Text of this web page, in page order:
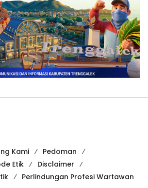
Kami
Pedoman
Etik
Disclaimer
Perlindungan Profesi Wartawan